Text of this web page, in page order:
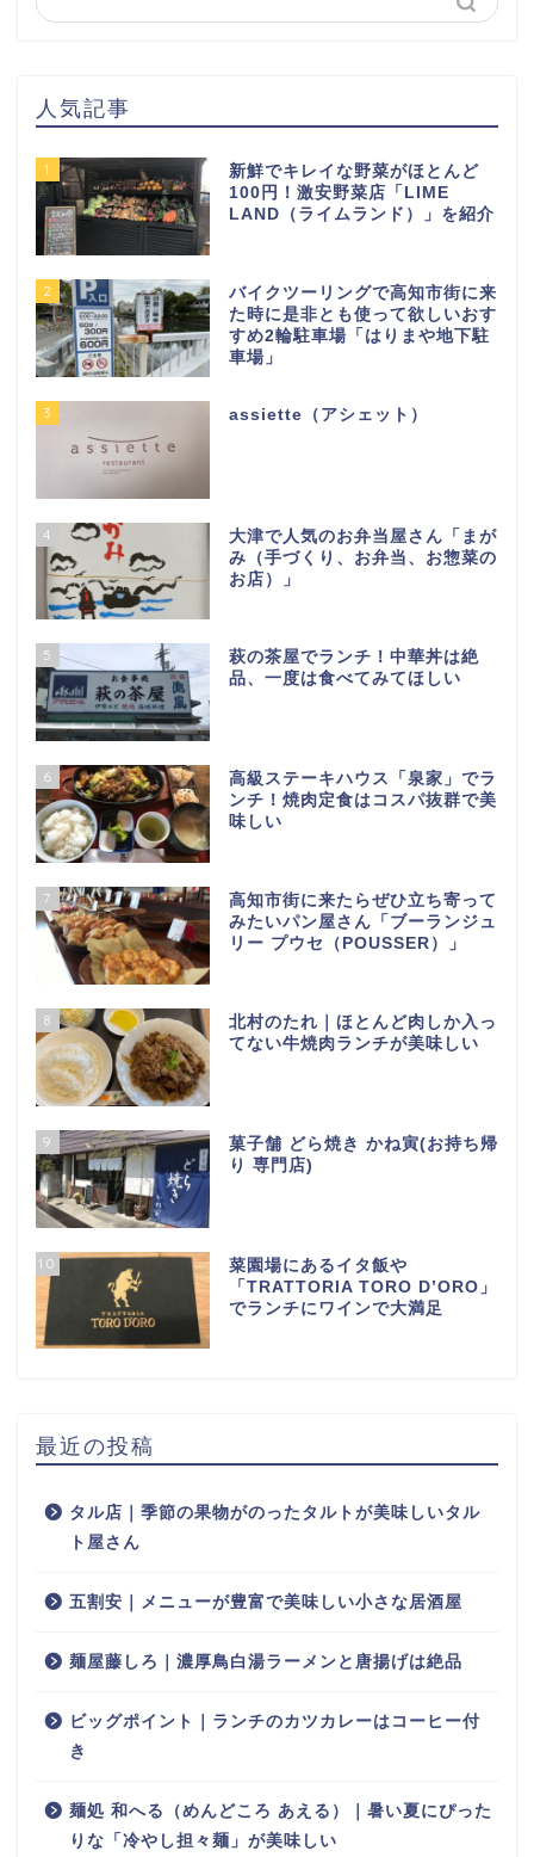
人気記事
1
新鮮でキレイな野菜がほとんど
100円！激安野菜店「LIME
LAND（ライムランド）」を紹介
2
バイクツーリングで高知市街に来
た時に是非とも使って欲しいおす
すめ2輪駐車場「はりまや地下駐
車場」
3 assiette（アシェット）
4
大津で人気のお弁当屋さん「まが
み（手づくり、お弁当、お惣菜の
お店）」
5
萩の茶屋でランチ！中華丼は絶
品、一度は食べてみてほしい
6
高級ステーキハウス「泉家」でラ
ンチ！焼肉定食はコスパ抜群で美
味しい
7
高知市街に来たらぜひ立ち寄って
みたいパン屋さん「ブーランジュ
リー プウセ（POUSSER）」
8
北村のたれ｜ほとんど肉しか入っ
てない牛焼肉ランチが美味しい
9
菓子舗 どら焼き かね寅(お持ち帰
り 専門店)
10
菜園場にあるイタ飯や
「TRATTORIA TORO D’ORO」
でランチにワインで大満足
最近の投稿
タル店｜季節の果物がのったタルトが美味しいタル
ト屋さん
五割安｜メニューが豊富で美味しい小さな居酒屋
麺屋藤しろ｜濃厚鳥白湯ラーメンと唐揚げは絶品
ビッグポイント｜ランチのカツカレーはコーヒー付
き
麺処 和へる（めんどころ あえる）｜暑い夏にぴった
りな「冷やし担々麺」が美味しい